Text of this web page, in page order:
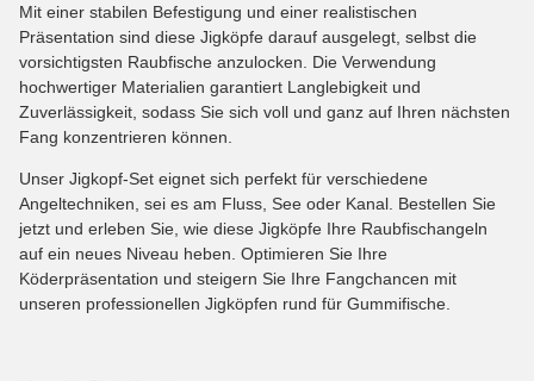
Mit einer stabilen Befestigung und einer realistischen
Präsentation sind diese Jigköpfe darauf ausgelegt, selbst die
vorsichtigsten Raubfische anzulocken. Die Verwendung
hochwertiger Materialien garantiert Langlebigkeit und
Zuverlässigkeit, sodass Sie sich voll und ganz auf Ihren nächsten
Fang konzentrieren können.
Unser Jigkopf-Set eignet sich perfekt für verschiedene
Angeltechniken, sei es am Fluss, See oder Kanal. Bestellen Sie
jetzt und erleben Sie, wie diese Jigköpfe Ihre Raubfischangeln
auf ein neues Niveau heben. Optimieren Sie Ihre
Köderpräsentation und steigern Sie Ihre Fangchancen mit
unseren professionellen Jigköpfen rund für Gummifische.